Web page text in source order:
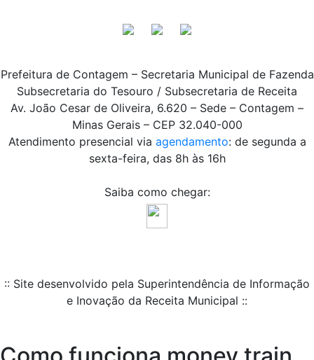
Prefeitura de Contagem – Secretaria Municipal de Fazenda
Subsecretaria do Tesouro / Subsecretaria de Receita
Av. João Cesar de Oliveira, 6.620 – Sede – Contagem –
Minas Gerais – CEP 32.040-000
Atendimento presencial via agendamento: de segunda a
sexta-feira, das 8h às 16h
Saiba como chegar:
:: Site desenvolvido pela Superintendência de Informação
e Inovação da Receita Municipal ::